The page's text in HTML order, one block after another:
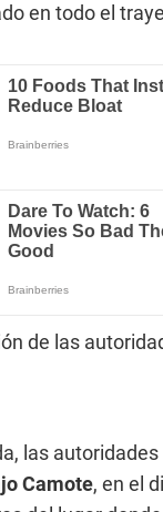
en todo el
de las
las autoridades
Camote, en el